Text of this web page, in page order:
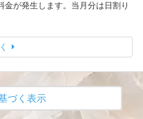
が発生します。当月分は日割り
づく表示